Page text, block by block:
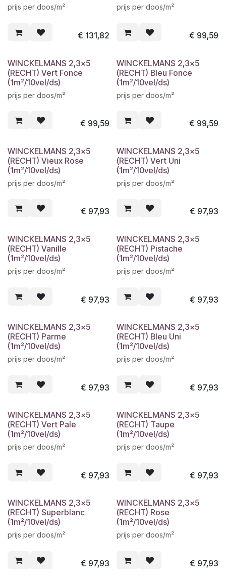
prijs per doos/m²
€ 131,82
prijs per doos/m²
€ 99,59
WINCKELMANS 2,3x5
(RECHT) Vert Fonce
(1m²/10vel/ds)
prijs per doos/m²
€ 99,59
WINCKELMANS 2,3x5
(RECHT) Bleu Fonce
(1m²/10vel/ds)
prijs per doos/m²
€ 99,59
WINCKELMANS 2,3x5
(RECHT) Vieux Rose
(1m²/10vel/ds)
prijs per doos/m²
€ 97,93
WINCKELMANS 2,3x5
(RECHT) Vert Uni
(1m²/10vel/ds)
prijs per doos/m²
€ 97,93
WINCKELMANS 2,3x5
(RECHT) Vanille
(1m²/10vel/ds)
prijs per doos/m²
€ 97,93
WINCKELMANS 2,3x5
(RECHT) Pistache
(1m²/10vel/ds)
prijs per doos/m²
€ 97,93
WINCKELMANS 2,3x5
(RECHT) Parme
(1m²/10vel/ds)
prijs per doos/m²
€ 97,93
WINCKELMANS 2,3x5
(RECHT) Bleu Uni
(1m²/10vel/ds)
prijs per doos/m²
€ 97,93
WINCKELMANS 2,3x5
(RECHT) Vert Pale
(1m²/10vel/ds)
prijs per doos/m²
€ 97,93
WINCKELMANS 2,3x5
(RECHT) Taupe
(1m²/10vel/ds)
prijs per doos/m²
€ 97,93
WINCKELMANS 2,3x5
(RECHT) Superblanc
(1m²/10vel/ds)
prijs per doos/m²
€ 97,93
WINCKELMANS 2,3x5
(RECHT) Rose
(1m²/10vel/ds)
prijs per doos/m²
€ 97,93